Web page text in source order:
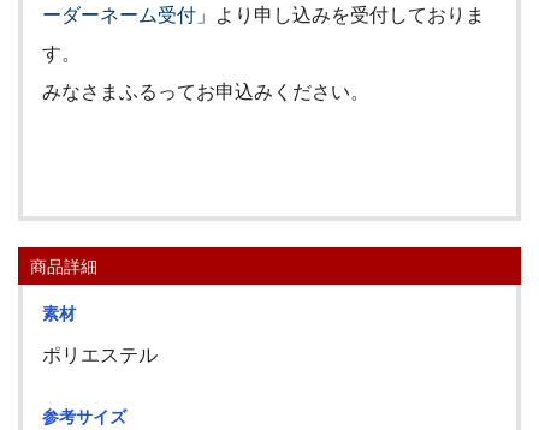
ーダーネーム受付 」より申し込みを受付しておりま
す。
みなさまふるってお申込みください。
商品詳細
素材
ポリエステル
参考サイズ